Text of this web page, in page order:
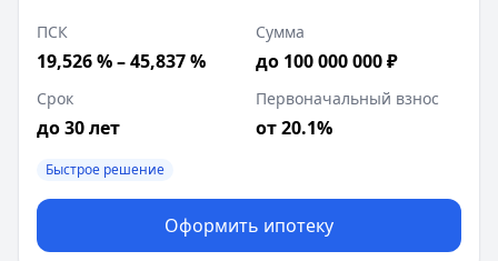
ПСК
19,526 % – 45,837 %
Сумма
до 100 000 000 ₽
Срок
до 30 лет
Первоначальный взнос
от 20.1%
Быстрое решение
Оформить ипотеку